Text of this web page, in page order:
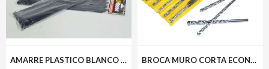
AMARRE PLASTICO BLANCO 4.8X300MM(50PZ) MILENIOTOOLS MT22-AMA048-300B BROCA MURO CORTA ECONOMICA 5/16(5) MILENIOTOOLS MT11-BRO516-MC